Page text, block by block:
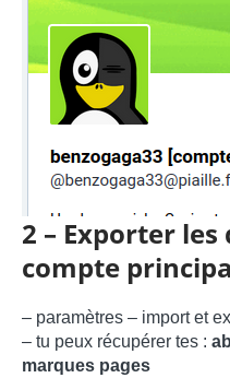
2 – Exporter
compte
– paramètres – import et
– tu peux récupérer tes :
marques pages